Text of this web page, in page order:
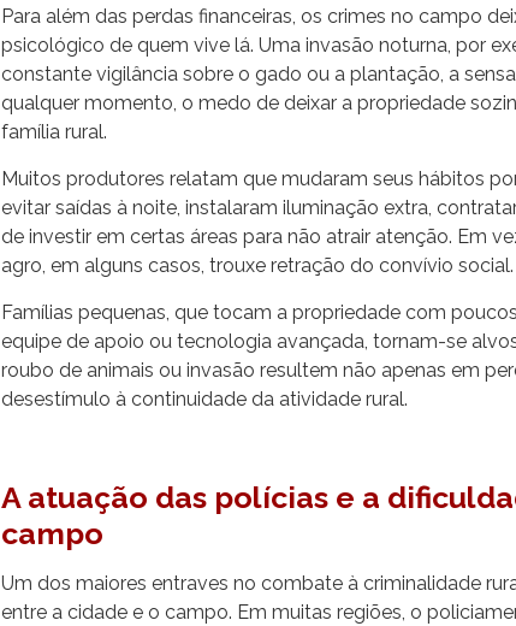
Para além das perdas financeiras, os crimes no campo
psicológico de quem vive lá. Uma invasão noturna, por
constante vigilância sobre o gado ou a plantação, a
qualquer momento, o medo de deixar a propriedade
família rural.
Muitos produtores relatam que mudaram seus hábitos
evitar saídas à noite, instalaram iluminação extra,
de investir em certas áreas para não atrair atenção. Em
agro, em alguns casos, trouxe retração do convívio social.
Famílias pequenas, que tocam a propriedade com
equipe de apoio ou tecnologia avançada, tornam-se
roubo de animais ou invasão resultem não apenas em
desestímulo à continuidade da atividade rural.
A atuação das polícias e a
campo
Um dos maiores entraves no combate à criminalidade
entre a cidade e o campo. Em muitas regiões, o